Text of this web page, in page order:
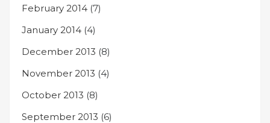
February 2014 (7)
January 2014 (4)
December 2013 (8)
November 2013 (4)
October 2013 (8)
September 2013 (6)